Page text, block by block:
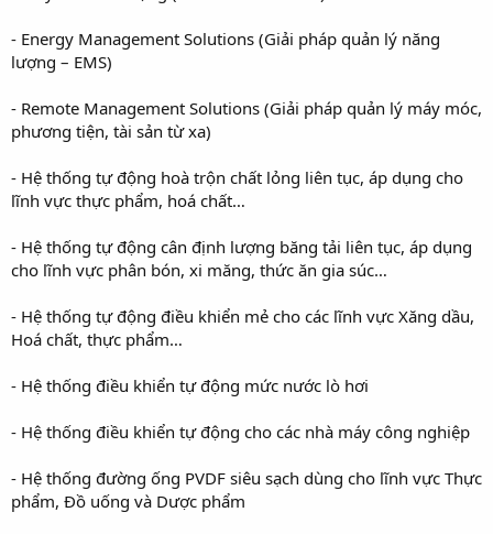
- Energy Management Solutions (Giải pháp quản lý năng
lượng – EMS)
- Remote Management Solutions (Giải pháp quản lý máy móc,
phương tiện, tài sản từ xa)
- Hệ thống tự động hoà trộn chất lỏng liên tục, áp dụng cho
lĩnh vực thực phẩm, hoá chất…
- Hệ thống tự động cân định lượng băng tải liên tục, áp dụng
cho lĩnh vực phân bón, xi măng, thức ăn gia súc…
- Hệ thống tự động điều khiển mẻ cho các lĩnh vực Xăng dầu,
Hoá chất, thực phẩm…
- Hệ thống điều khiển tự động mức nước lò hơi
- Hệ thống điều khiển tự động cho các nhà máy công nghiệp
- Hệ thống đường ống PVDF siêu sạch dùng cho lĩnh vực Thực
phẩm, Đồ uống và Dược phẩm